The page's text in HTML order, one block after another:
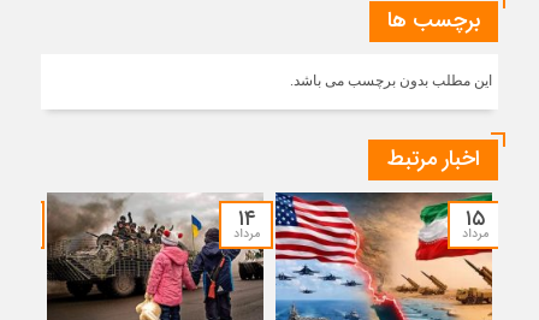
برچسب ها
این مطلب بدون برچسب می باشد.
اخبار مرتبط
۱۵
مرداد ۱۴
مرداد